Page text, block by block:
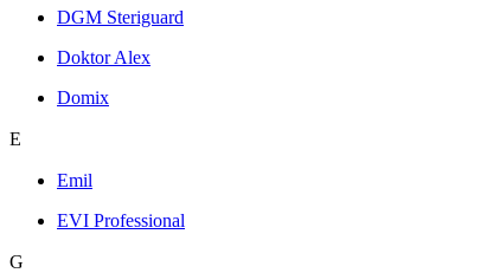
DGM Steriguard
Doktor Alex
Domix
E
Emil
EVI Professional
G